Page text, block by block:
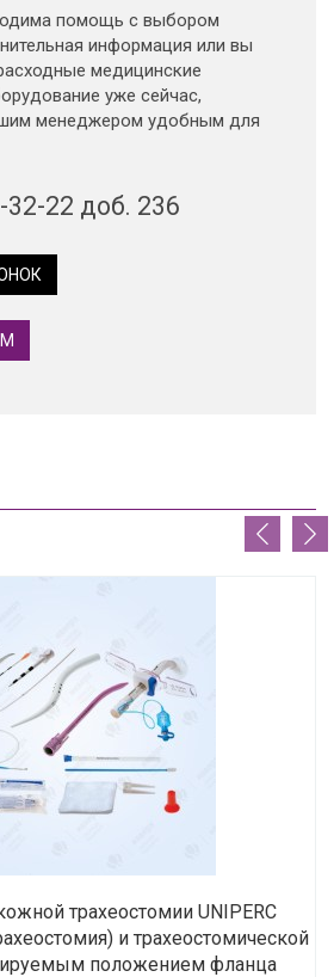
помощь с выбором
информация или вы
медицинские
уже сейчас,
менеджером удобным для
32-22 доб. 236
трахеостомии UNIPERC
и трахеостомической
положением фланца